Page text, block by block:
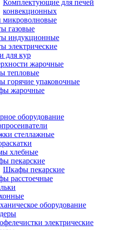
Комплектующие для печей
конвекционных
микроволновые
газовые
индукционные
электрические
для кур
жарочные
тепловые
горячие упаковочные
жарочные
оборудование
стеллажные
хлебные
пекарские
Шкафы пекарские
расстоечные
оборудование
электрические